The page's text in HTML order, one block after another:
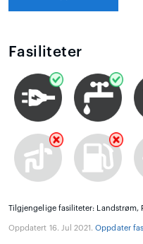
Fasiliteter
Tilgjengelige fasiliteter: Landstrøm,
Oppdatert 16. Jul 2021.Oppdater